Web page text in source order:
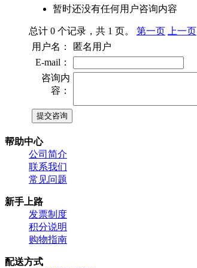
暂时还没有任何用户咨询内容
总计 0 个记录，共 1 页。 第一页 上一页
用户名：
匿名用户
E-mail：
咨询内
容：
帮助中心
公司简介
联系我们
常见问题
新手上路
发票制度
积分说明
购物指南
配送方式